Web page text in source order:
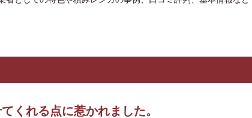
くれる点に惹かれました。